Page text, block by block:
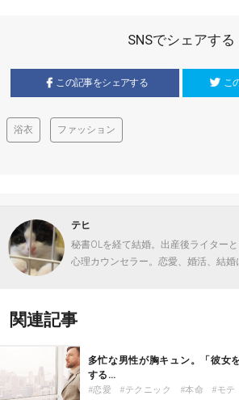
SNSでシェアする
この記事をシェアする こ
浴衣 ファッション
テヒ
秘書OLを経て結婚。出産後ライター
心理カウンセラー。恋愛、婚活、結婚
関連記事
多忙な男性が胸キュン。「彼女
する…
恋愛 テクニック 本命 モテ